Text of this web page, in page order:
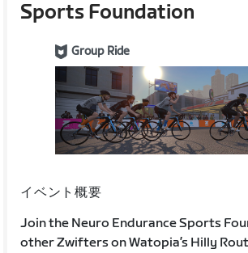
Sports Foundation
Group Ride
イベント概要
Join the Neuro Endurance Sports
other Zwifters on Watopia’s Hilly